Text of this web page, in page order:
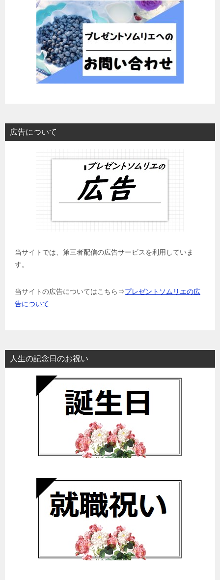
広告について
当サイトでは、第三者配信の広告サービスを利用していま
す。
当サイトの広告についてはこちら⇒プレゼントソムリエの広
告について
人生の記念日のお祝い